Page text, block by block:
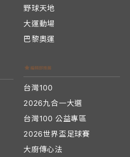
野球天地
大運動場
巴黎奧運
台灣100
2026九合一大選
台灣100 公益專區
2026世界盃足球賽
大廚傳心法